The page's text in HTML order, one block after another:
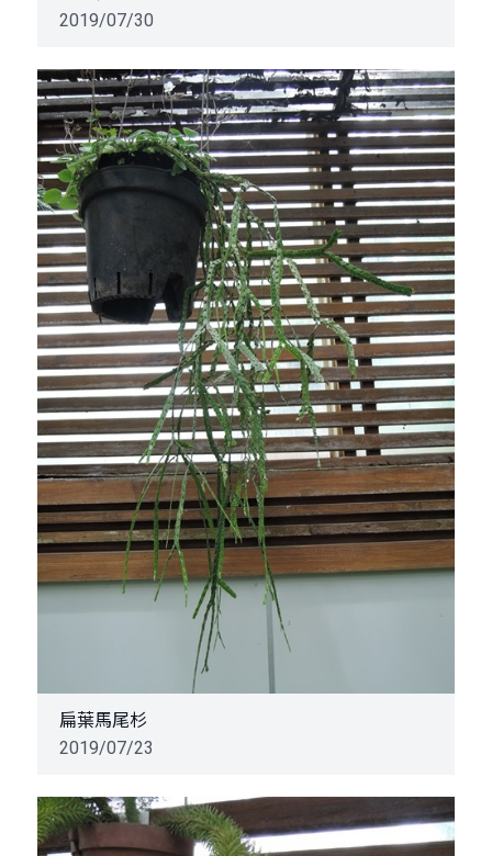
2019/07/30
扁葉馬尾杉
2019/07/23